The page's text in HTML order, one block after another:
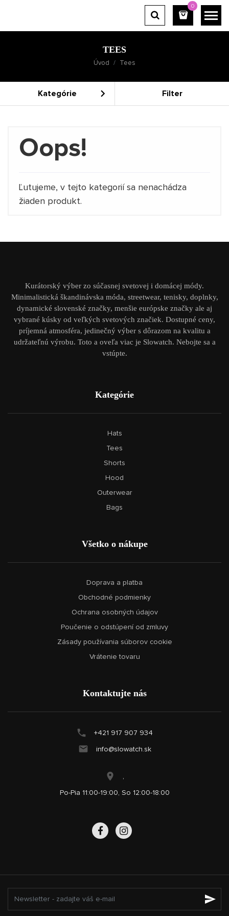
0
TEES
Úvod Tees
Kategórie Filter
Oops!
Ľutujeme, v tejto kategorií sa nenachádza
žiaden produkt.
Kurátorský výber zo súčasnej svetovej i domácej módy.
Minimalistická škandinávska móda, streetwear, tenisky, doplnky,
dynamické slovenské značky, menšie európske značky ale aj
vybrané kúsky od veľkých svetových značiek. Dostupné ceny,
príjemná atmosféra, jedinečný výber s dôrazom na kvalitu a
udržateľnú výrobu. Toto a oveľa viac je Slowatch. Nebojte sa a
vstúpte.
Kategórie
Hats
Tees
Shorts
Hood
Outerwear
Bags
Všetko o nákupe
Doprava a platba
Obchodné podmienky
Ochrana osobných údajov
Poučenie o odstúpení od zmluvy
Zásady používania súborov cookie
Vrátenie tovaru
Kontaktujte nás
+421 917 907 934
info@slowatch.sk
,
Po-Pia 11:00-19:00, So 12:00-18:00
send